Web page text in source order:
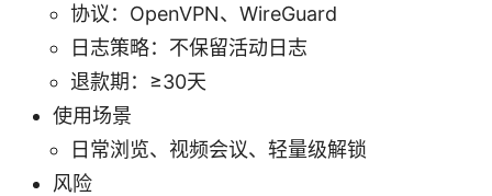
协议：OpenVPN、WireGuard
日志策略：不保留活动日志
退款期：≥30天
使用场景
日常浏览、视频会议、轻量级解锁
风险